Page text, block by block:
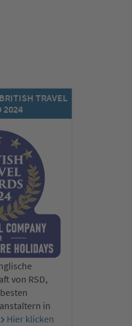
TRAVEL
2024
von RSD,
in
Hier klicken